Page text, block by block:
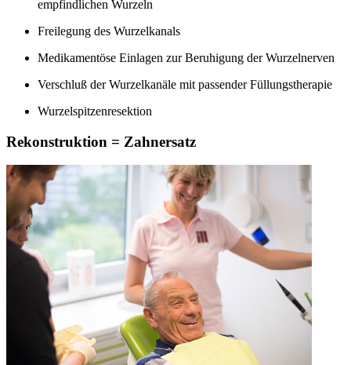
empfindlichen Wurzeln
Freilegung des Wurzelkanals
Medikamentöse Einlagen zur Beruhigung der Wurzelnerven
Verschluß der Wurzelkanäle mit passender Füllungstherapie
Wurzelspitzenresektion
Rekonstruktion = Zahnersatz